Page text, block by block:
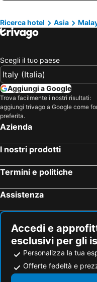
Kuala Besut, Terengganu
Malacca, Malacca Hotel
Ricerca hotel Asia
Scegli il tuo paese
Aggiungi a Google
Trova facilmente i nostri risultati:
aggiungi trivago a Google come
preferita.
Azienda
I nostri prodotti
Termini e politiche
Assistenza
Accedi e
esclusivi per gli
Personalizza la tua
Offerte fedeltà e